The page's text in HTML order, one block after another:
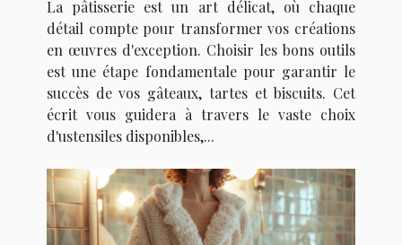
La pâtisserie est un art délicat, où chaque
détail compte pour transformer vos créations
en œuvres d'exception. Choisir les bons outils
est une étape fondamentale pour garantir le
succès de vos gâteaux, tartes et biscuits. Cet
écrit vous guidera à travers le vaste choix
d'ustensiles disponibles,...